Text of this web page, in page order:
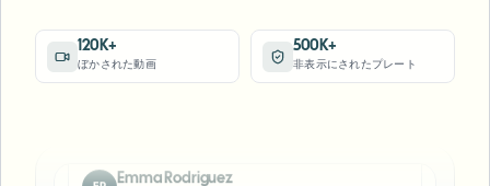
120K+
ぼかされた動画
500K+
非表示にされたプレート
blur and automatic license-plate hiding
keeps posts compliant and on-brand without
manual editing."